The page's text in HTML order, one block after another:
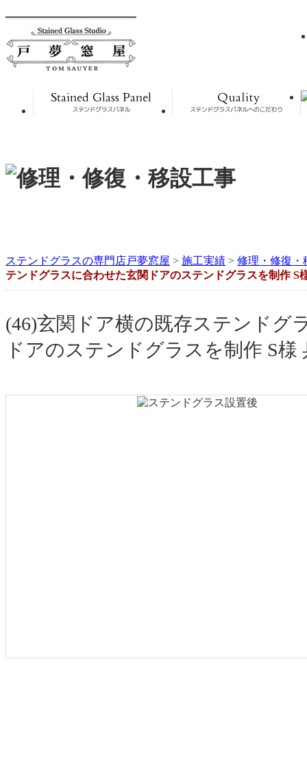
ステンドグラスの専門店戸夢窓屋 > 施工実績 > 修理・修復・
テンドグラスに合わせた玄関ドアのステンドグラスを制作 S
(46)玄関ドア横の既存ステンドグ
ドアのステンドグラスを制作 S様